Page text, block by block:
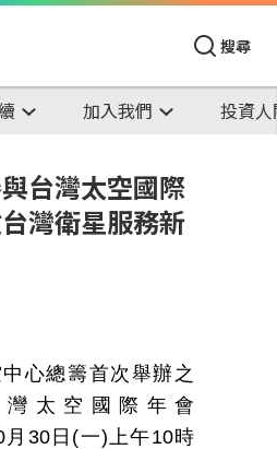
搜尋
加入我們 投資
台灣太空國際
灣衛星服務新
心總籌首次舉辦之
太空國際年會
月 30日 (一)上午10時